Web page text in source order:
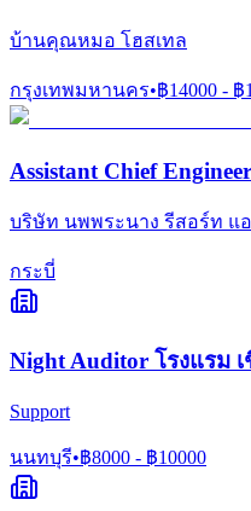
บ้านคุณหมอ โฮสเทล
กรุงเทพมหานคร•฿14000 - ฿
Assistant Chief Engineer
บริษัท นพพระนาง รีสอร์ท แ
กระบี่
Night Auditor โรงแรม
Support
นนทบุรี•฿8000 - ฿10000